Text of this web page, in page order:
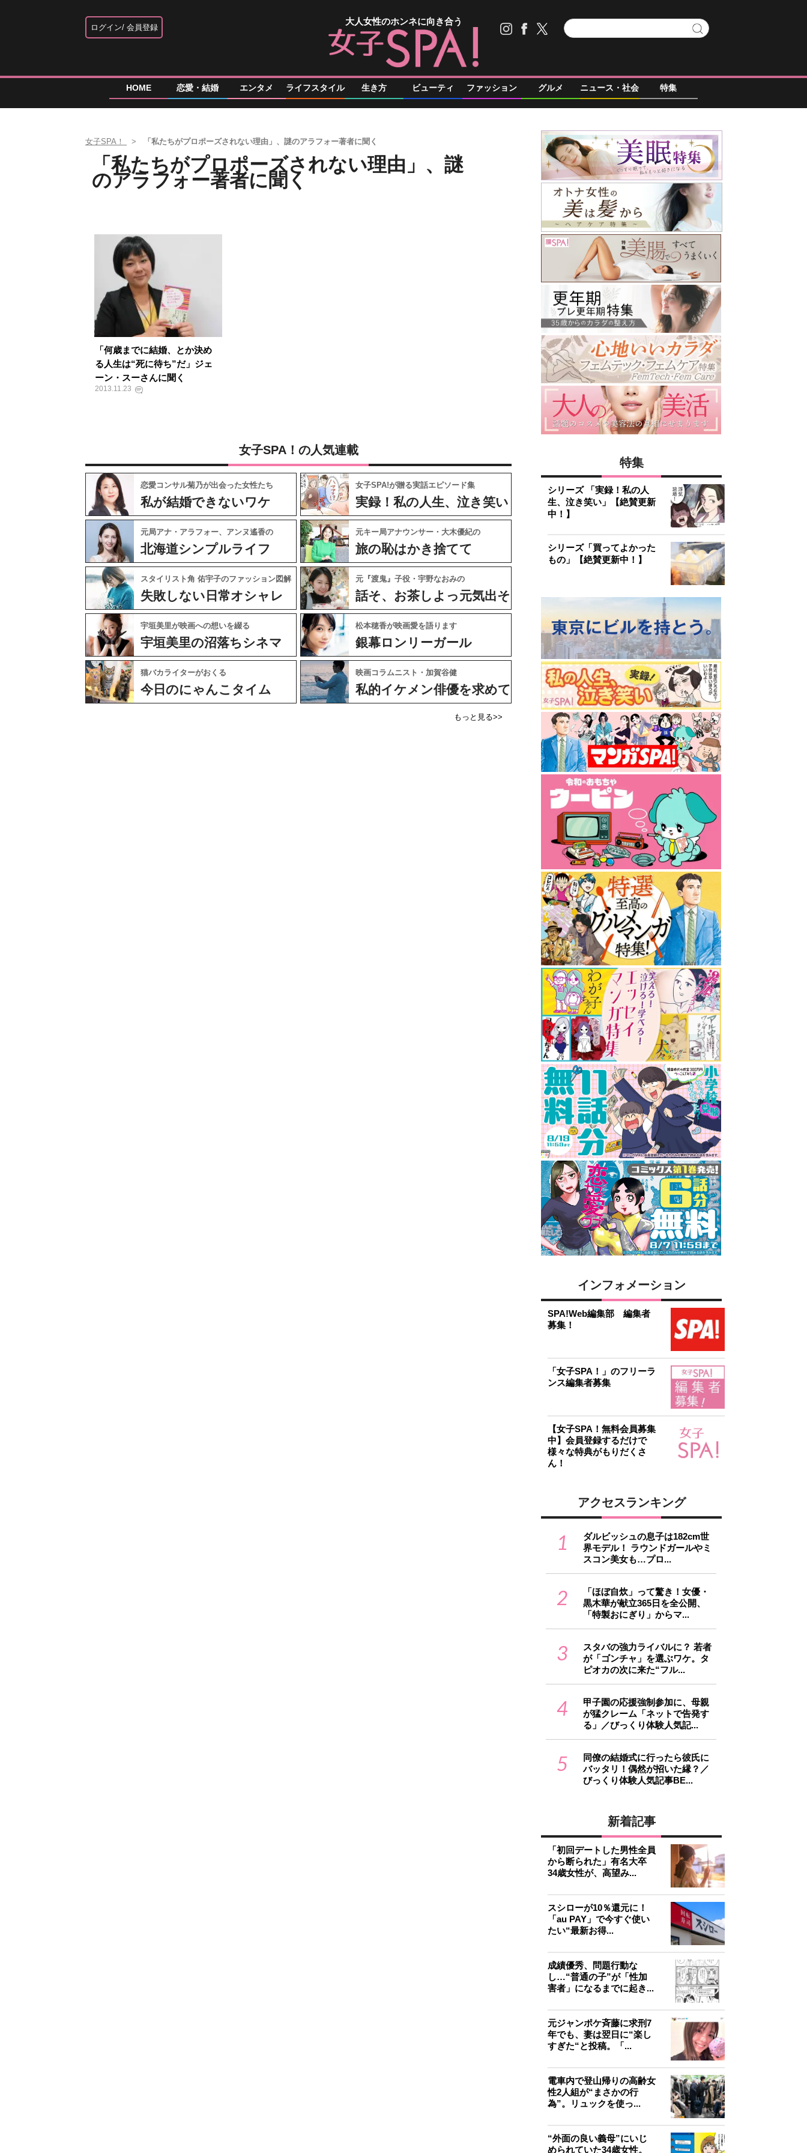
ログイン 会員登録
大人女性のホンネに向き合う
HOME 恋愛・結婚 エンタメ ライフスタイル 生き方 ビューティ ファッション グルメ ニュース・社会 特集
女子SPA！ 「私たちがプロポーズされない理由」、謎のアラフォー著者に聞く
「私たちがプロポーズされない理由」、謎
のアラフォー著者に聞く
「何歳までに結婚、とか決め
る人生は“死に待ち”だ」ジェ
ーン・スーさんに聞く
2013.11.23
女子SPA！の人気連載
恋愛コンサル菊乃が出会った女性たち
私が結婚できないワケ
女子SPA!が贈る実話エピソード集
実録！私の人生、泣き笑い
元局アナ・アラフォー、アンヌ遙香の
北海道シンプルライフ
元キー局アナウンサー・大木優紀の
旅の恥はかき捨てて
スタイリスト角 佑宇子のファッション図解
失敗しない日常オシャレ
元『渡鬼』子役・宇野なおみの
話そ、お茶しよっ元気出そ
宇垣美里が映画への想いを綴る
宇垣美里の沼落ちシネマ
松本穂香が映画愛を語ります
銀幕ロンリーガール
猫バカライターがおくる
今日のにゃんこタイム
映画コラムニスト・加賀谷健
私的イケメン俳優を求めて
もっと見る>>
特集
シリーズ 「実録！私の人
生、泣き笑い」【絶賛更新
中！】
シリーズ「買ってよかった
もの」【絶賛更新中！】
インフォメーション
SPA!Web編集部 編集者
募集！
「女子SPA！」のフリーラ
ンス編集者募集
【女子SPA！無料会員募集
中】会員登録するだけで
様々な特典がもりだくさ
ん！
アクセスランキング
1
ダルビッシュの息子は182cm世
界モデル！ ラウンドガールやミ
スコン美女も…プロ...
2
「ほぼ自炊」って驚き！女優・
黒木華が献立365日を全公開、
「特製おにぎり」からマ...
3
スタバの強力ライバルに？ 若者
が「ゴンチャ」を選ぶワケ。タ
ピオカの次に来た“フル...
4
甲子園の応援強制参加に、母親
が猛クレーム「ネットで告発す
る」／びっくり体験人気記...
5
同僚の結婚式に行ったら彼氏に
バッタリ！偶然が招いた縁？／
びっくり体験人気記事BE...
新着記事
「初回デートした男性全員
から断られた」有名大卒
34歳女性が、高望み...
スシローが10％還元に！
「au PAY」で今すぐ使い
たい“最新お得...
成績優秀、問題行動な
し…“普通の子”が「性加
害者」になるまでに起き...
元ジャンポケ斉藤に求刑7
年でも、妻は翌日に“楽し
すぎた“と投稿。「...
電車内で登山帰りの高齢女
性2人組が“まさかの行
為”。リュックを使っ...
“外面の良い義母”にいじ
められていた34歳女性。